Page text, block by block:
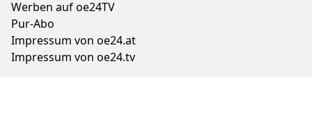
Werben auf oe24TV
Pur-Abo
Impressum von oe24.at
Impressum von oe24.tv